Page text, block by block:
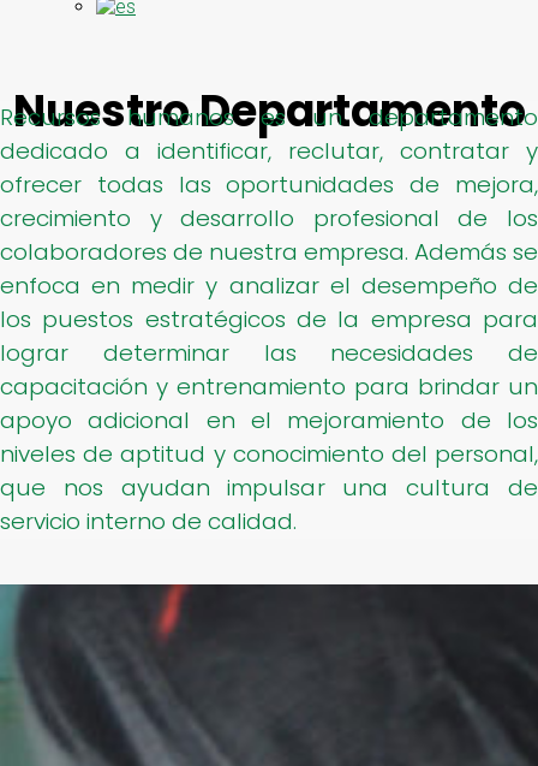
Nuestro Departamento
Recursos humanos es un departamento
dedicado a identificar, reclutar, contratar y
ofrecer todas las oportunidades de mejora,
crecimiento y desarrollo profesional de los
colaboradores de nuestra empresa. Además se
enfoca en medir y analizar el desempeño de
los puestos estratégicos de la empresa para
lograr determinar las necesidades de
capacitación y entrenamiento para brindar un
apoyo adicional en el mejoramiento de los
niveles de aptitud y conocimiento del personal,
que nos ayudan impulsar una cultura de
servicio interno de calidad.